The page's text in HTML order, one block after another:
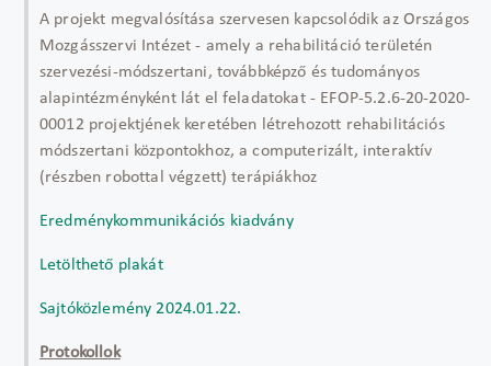
A projekt megvalósítása szervesen kapcsolódik az Országos
Mozgásszervi Intézet - amely a rehabilitáció területén
szervezési-módszertani, továbbképző és tudományos
alapintézményként lát el feladatokat - EFOP-5.2.6-20-2020-
00012 projektjének keretében létrehozott rehabilitációs
módszertani központokhoz, a computerizált, interaktív
(részben robottal végzett) terápiákhoz
Eredménykommunikációs kiadvány
Letölthető plakát
Sajtóközlemény 2024.01.22.
Protokollok